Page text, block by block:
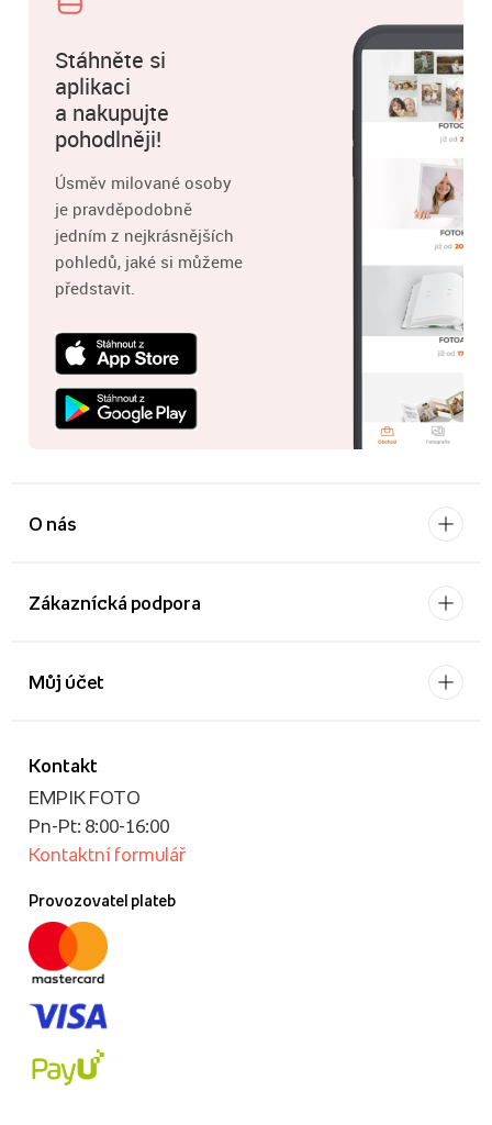
Stáhněte si
aplikaci
a nakupujte
pohodlněji!
Úsměv milované osoby
je pravděpodobně
jedním z nejkrásnějších
pohledů, jaké si můžeme
představit.
O nás
Zákaznícká podpora
Kontakt
EMPIK FOTO
Pn-Pt: 8:00-16:00
Kontaktní formulář
Provozovatel plateb
Můj účet